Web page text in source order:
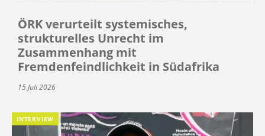
ÖRK verurteilt systemisches,
strukturelles Unrecht im
Zusammenhang mit
Fremdenfeindlichkeit in Südafrika
15 Juli 2026
INTERVIEW